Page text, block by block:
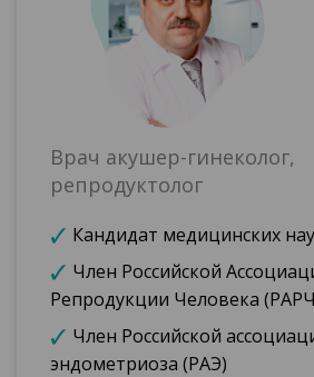
Врач акушер-гинеколог,
репродуктолог
Кандидат медицинских
Член Российской
Репродукции Человека
Член Российской
эндометриоза (РАЭ)